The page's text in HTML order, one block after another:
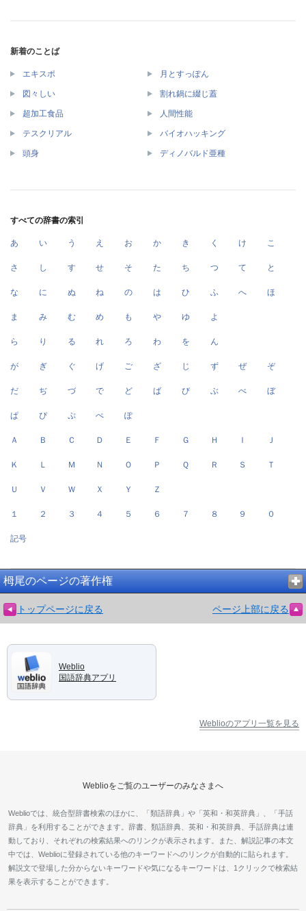
新着のことば
エキスポ 月とすっぽん
図々しい 割れ鍋に綴じ蓋
超加工食品 人間性能
テスクリアル バイオハッキング
頭身 ディノバルド亜種
すべての辞書の索引
あ い う え お か き く け こ
さ し す せ そ た ち つ て と
な に ぬ ね の は ひ ふ へ ほ
ま み む め も や ゆ よ
ら り る れ ろ わ を ん
が ぎ ぐ げ ご ざ じ ず ぜ ぞ
だ ぢ づ で ど ば び ぶ べ ぼ
ぱ ぴ ぷ ぺ ぽ
Ａ Ｂ Ｃ Ｄ Ｅ Ｆ Ｇ Ｈ Ｉ Ｊ
Ｋ Ｌ Ｍ Ｎ Ｏ Ｐ Ｑ Ｒ Ｓ Ｔ
Ｕ Ｖ Ｗ Ｘ Ｙ Ｚ
１ ２ ３ ４ ５ ６ ７ ８ ９ ０
記号
栂尾のページの著作権
トップページに戻る ページ上部に戻る
Weblio
国語辞典アプリ
Weblioのアプリ一覧を見る
Weblioをご覧のユーザーのみなさまへ
Weblioでは、統合型辞書検索のほかに、「類語辞典」や「英和・和英辞典」、「手話
辞典」を利用することができます。辞書、類語辞典、英和・和英辞典、手話辞典は連
動しており、それぞれの検索結果へのリンクが表示されます。また、解説記事の本文
中では、Weblioに登録されている他のキーワードへのリンクが自動的に貼られます。
解説文で登場した分からないキーワードや気になるキーワードは、1クリックで検索結
果を表示することができます。